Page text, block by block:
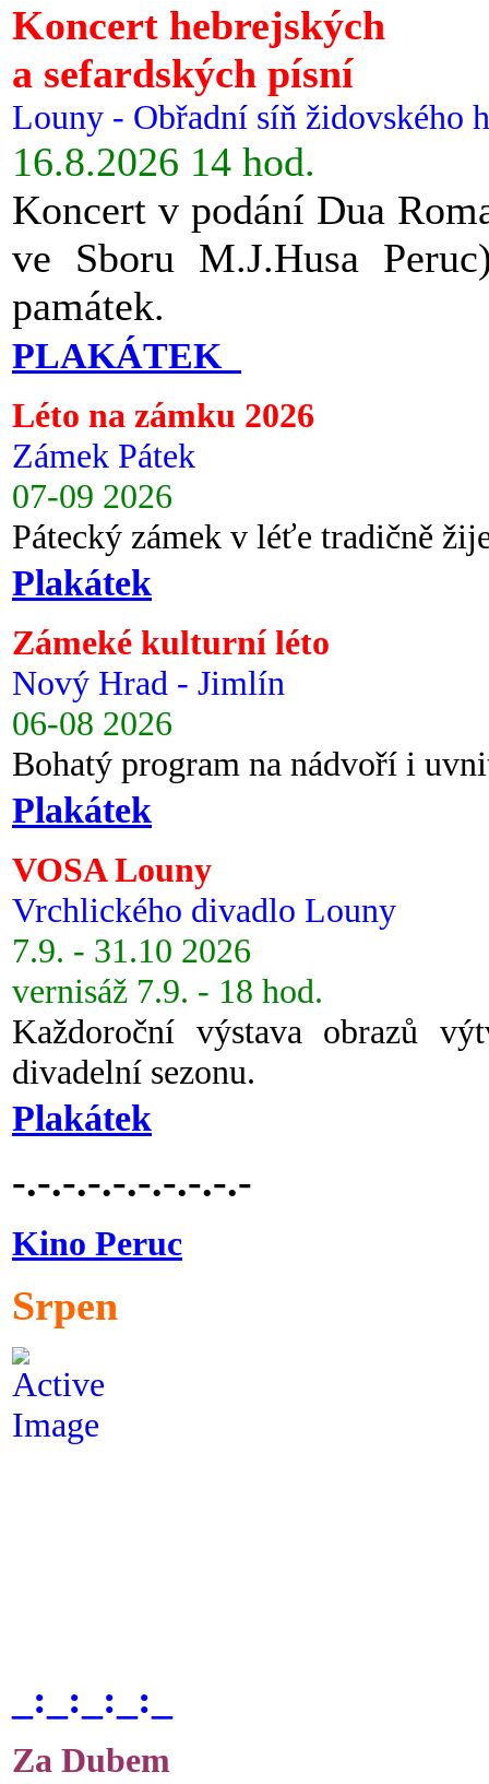
Koncert hebrejských
a sefardských písní
Louny - Obřadní síň židovského
16.8.2026 14 hod.
Koncert v podání Dua
ve Sboru M.J.Husa
památek.
PLAKÁTEK
Léto na zámku 2026
Zámek Pátek
07-09 2026
Pátecký zámek v léťe tradičně
Plakátek
Zámeké kulturní léto
Nový Hrad - Jimlín
06-08 2026
Bohatý program na nádvoří i
Plakátek
VOSA Louny
Vrchlického divadlo Louny
7.9. - 31.10 2026
vernisáž 7.9. - 18 hod.
Každoroční výstava obrazů
divadelní sezonu.
Plakátek
-.-.-.-.-.-.-.-.-.-
Kino Peruc
Srpen
_:_:_:_:_
Za Dubem